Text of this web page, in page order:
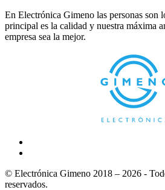
En Electrónica Gimeno las personas son
principal es la calidad y nuestra máxima
empresa sea la mejor.
© Electrónica Gimeno 2018 – 2026 -
reservados.